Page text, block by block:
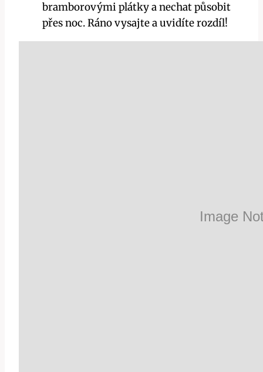
bramborovými plátky a nechat působit
přes noc. Ráno vysajte a uvidíte rozdíl!